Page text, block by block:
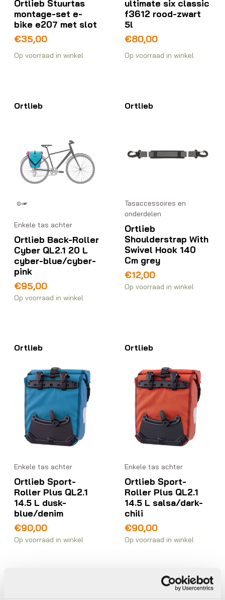
Ortlieb Stuurtas
montage-set e-
bike e207 met slot
€35,00
Op voorraad in winkel
ultimate six classic
f3612 rood-zwart
5l
€80,00
Op voorraad in winkel
Ortlieb
Enkele tas achter
Ortlieb Back-Roller
Cyber QL2.1 20 L
cyber-blue/cyber-
pink
€95,00
Op voorraad in winkel
Ortlieb
Tasaccessoires en
onderdelen
Ortlieb
Shoulderstrap With
Swivel Hook 140
Cm grey
€12,00
Op voorraad in winkel
Ortlieb
Enkele tas achter
Ortlieb Sport-
Roller Plus QL2.1
14.5 L dusk-
blue/denim
€90,00
Op voorraad in winkel
Ortlieb
Enkele tas achter
Ortlieb Sport-
Roller Plus QL2.1
14.5 L salsa/dark-
chili
€90,00
Op voorraad in winkel